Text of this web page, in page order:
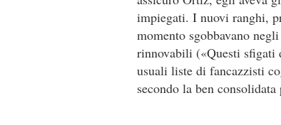
impiegati. I nuovi ranghi,
momento sgobbavano
rinnovabili («Questi sfigati
usuali liste di fancazzisti
secondo la ben